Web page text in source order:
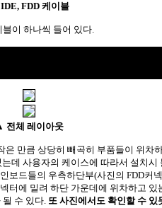
FDD 케이블
이 하나씩 들어 있다.
전체 레이아웃
은 만큼 상당히 빼곡히 부품들이 위차
데 사용자의 케이스에 따라서 설치시
보드들의 우측하단부(사진의 FDD커
터에 밀려 하단 가운데에 위차하고 있
수 있다. 또 사진에서도 확인할 수 있